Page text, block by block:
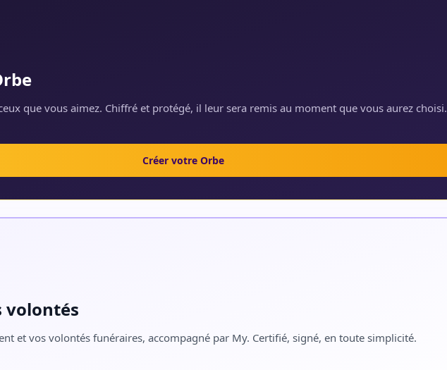
que vous aimez. Chiffré et protégé, il leur sera remis au moment que vous aurez choisi.
Créer votre Orbe
volontés
et vos volontés funéraires, accompagné par My. Certifié, signé, en toute simplicité.